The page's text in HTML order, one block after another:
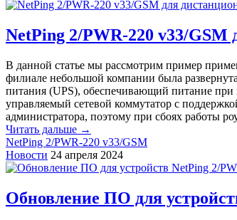
NetPing 2/PWR-220 v33/GSM
В данной статье мы рассмотрим пример
филиале небольшой компании была
питания (UPS), обеспечивающий питание
управляемый сетевой коммутатор с
администратора, поэтому при сбоях работы
Читать дальше →
NetPing 2/PWR-220 v33/GSM
Новости 24 апреля 2024
Обновление ПО для